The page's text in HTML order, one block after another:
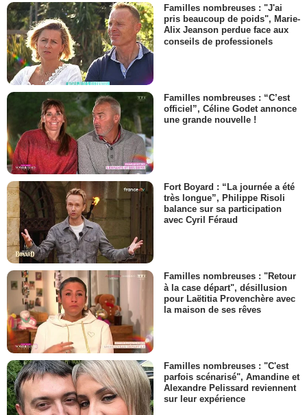
Familles nombreuses : "J'ai
pris beaucoup de poids", Marie-
Alix Jeanson perdue face aux
conseils de professionels
Familles nombreuses : “C’est
officiel”, Céline Godet annonce
une grande nouvelle !
Fort Boyard : “La journée a été
très longue”, Philippe Risoli
balance sur sa participation
avec Cyril Féraud
Familles nombreuses : "Retour
à la case départ", désillusion
pour Laëtitia Provenchère avec
la maison de ses rêves
Familles nombreuses : "C'est
parfois scénarisé", Amandine et
Alexandre Pelissard reviennent
sur leur expérience